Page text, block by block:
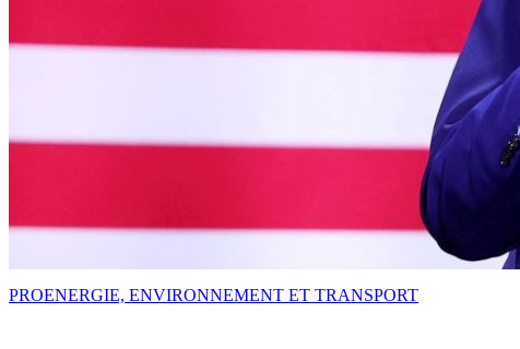
PROENERGIE, ENVIRONNEMENT ET TRANSPORT